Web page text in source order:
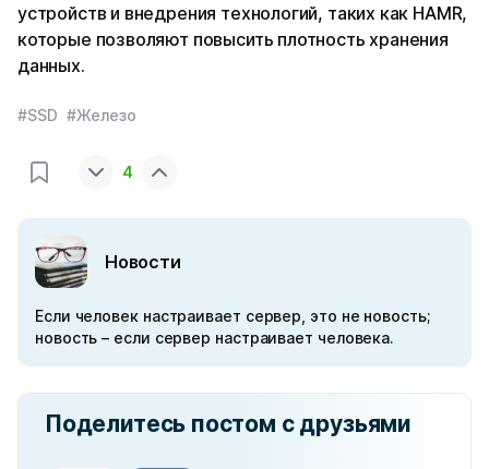
устройств и внедрения технологий, таких как HAMR,
которые позволяют повысить плотность хранения
данных.
#SSD #Железо
4
Новости
Если человек настраивает сервер, это не новость;
новость – если сервер настраивает человека.
Поделитесь постом с друзьями